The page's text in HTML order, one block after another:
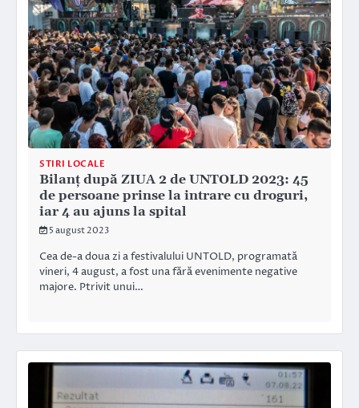
STIRI LOCALE
Bilanț după ZIUA 2 de UNTOLD 2023: 45
de persoane prinse la intrare cu droguri,
iar 4 au ajuns la spital
5 august 2023
Cea de-a doua zi a festivalului UNTOLD, programată
vineri, 4 august, a fost una fără evenimente negative
majore. Ptrivit unui…